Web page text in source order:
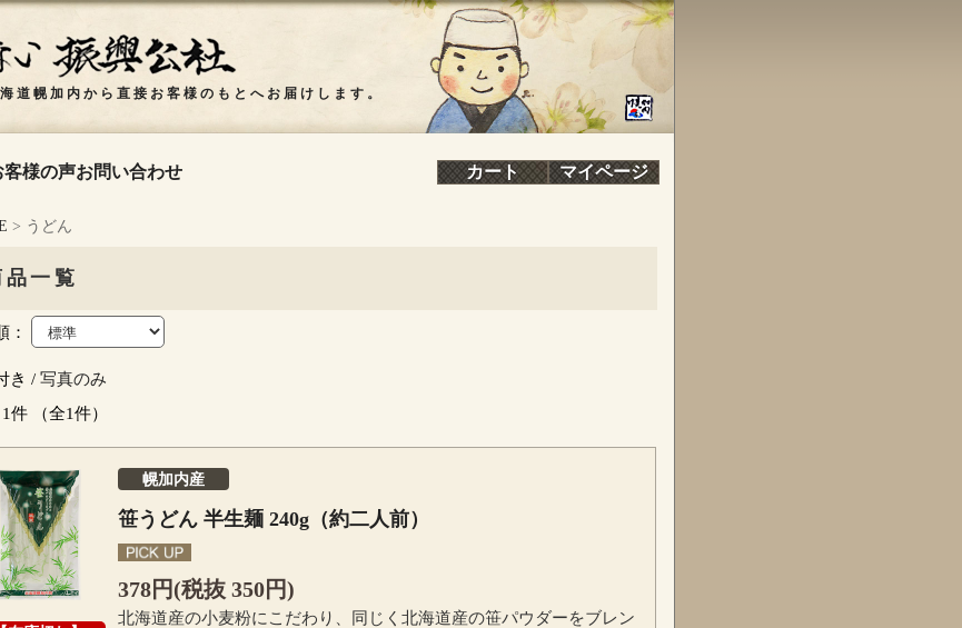
客様の声お問い合わせ カート マイページ
> うどん
品一覧
：
き / 写真のみ
件 （全1件）
幌加内産
笹うどん 半生麺 240g（約二人前）
378円(税抜 350円)
北海道産の小麦粉にこだわり、同じく北海道産の笹パウダーをブレン